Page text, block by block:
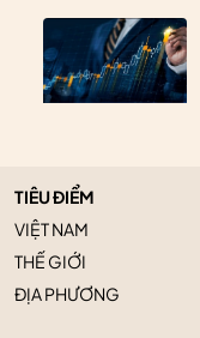
TIÊU ĐIỂM
VIỆT NAM
THẾ GIỚI
ĐỊA PHƯƠNG